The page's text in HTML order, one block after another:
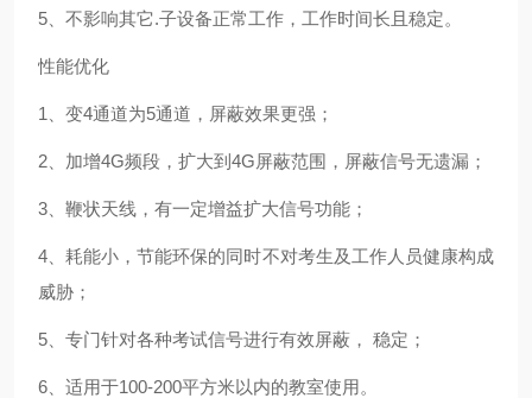
5、不影响其它.子设备正常工作，工作时间长且稳定。
性能优化
1、变4通道为5通道，屏蔽效果更强；
2、加增4G频段，扩大到4G屏蔽范围，屏蔽信号无遗漏；
3、鞭状天线，有一定增益扩大信号功能；
4、耗能小，节能环保的同时不对考生及工作人员健康构成
威胁；
5、专门针对各种考试信号进行有效屏蔽， 稳定；
6、适用于100-200平方米以内的教室使用。